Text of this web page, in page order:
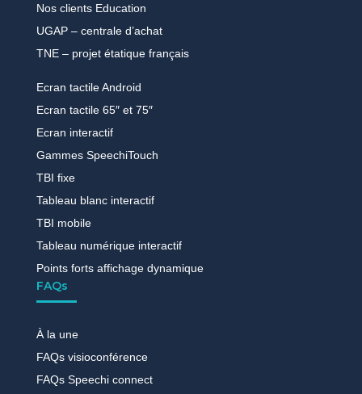
Nos clients Education
UGAP – centrale d’achat
TNE – projet étatique français
Ecran tactile Android
Ecran tactile 65″ et 75″
Ecran interactif
Gammes SpeechiTouch
TBI fixe
Tableau blanc interactif
TBI mobile
Tableau numérique interactif
Points forts affichage dynamique
FAQs
À la une
FAQs visioconférence
FAQs Speechi connect